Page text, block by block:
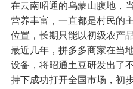
在云南昭通的乌蒙山腹地，
营养丰富，一直都是村民的
位置，长期只能以初级农产
最近几年，拼多多商家在当
设备，将昭通土豆研发出了
持下成功打开全国市场，初